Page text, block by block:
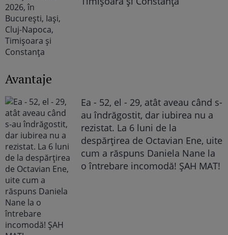
Avantaje
Ea - 52, el - 29, atât aveau când s-
au îndrăgostit, dar iubirea nu a
rezistat. La 6 luni de la
despărțirea de Octavian Ene, uite
cum a răspuns Daniela Nane la
o întrebare incomodă! ȘAH MAT!